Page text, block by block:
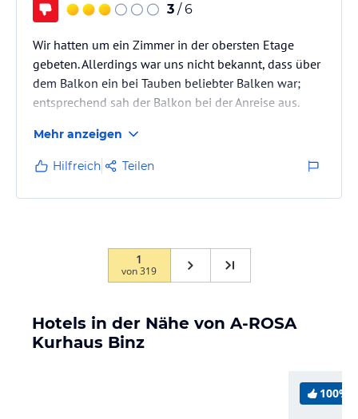
3 / 6
Wir hatten um ein Zimmer in der obersten Etage
gebeten. Allerdings war uns nicht bekannt, dass über
dem Balkon ein bei Tauben beliebter Balken war;
entsprechend sah der Balkon bei der Anreise aus.
Dies hat sich täglich dann wiederholt. Es gibt dort
keine Taubenabwehrenden Maßnahmen. Aber es kam
noch besser: Wir hatten das Zimmer am Vormittag
noch vor dem Housekeeping verlassen und fanden
Mehr anzeigen
Hilfreich Teilen
1
von319
Hotels in der Nähe von A-ROSA
Kurhaus Binz
100%